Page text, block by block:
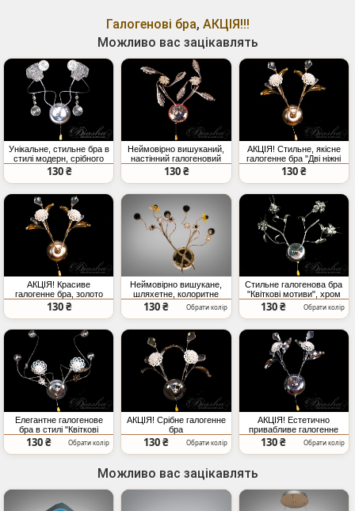
Галогенові бра, АКЦІЯ!!!
Можливо вас зацікавлять
Унікальне, стильне бра в
стилі модерн, срібного
кольору
130 ₴
Неймовірно вишуканий,
настінний галогеновий
світильник, срібний
130 ₴
АКЦІЯ! Стильне, якісне
галогенне бра "Дві ніжні
квітки"
130 ₴
АКЦІЯ! Красиве
галогенне бра, золото
130 ₴
Неймовірно вишукане,
шляхетне, колоритне
галогенове бра
130 ₴ Обрати колір
Стильне галогенова бра
"Квіткові мотиви", хром
130 ₴ Обрати колір
Елегантне галогенове
бра в стилі "Квіткові
мотиви", срібне
130 ₴ Обрати колір
АКЦІЯ! Срібне галогенне
бра
130 ₴ Обрати колір
АКЦІЯ! Естетично
привабливе галогенне
бра, хром
130 ₴ Обрати колір
Можливо вас зацікавлять